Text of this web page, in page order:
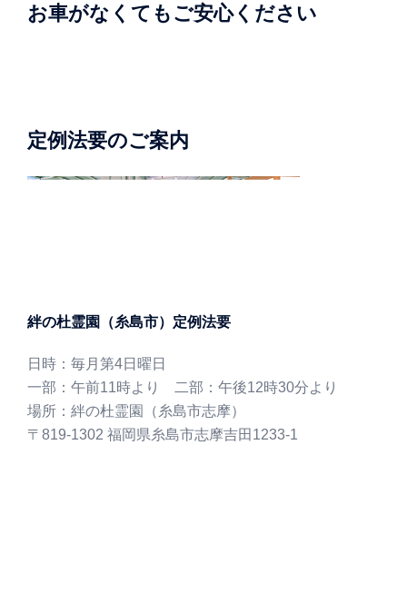
お車がなくてもご安心ください
定例法要のご案内
絆の杜霊園（糸島市）定例法要
日時：毎月第4日曜日
一部：午前11時より 二部：午後12時30分より
場所：絆の杜霊園（糸島市志摩）
〒819-1302 福岡県糸島市志摩吉田1233-1